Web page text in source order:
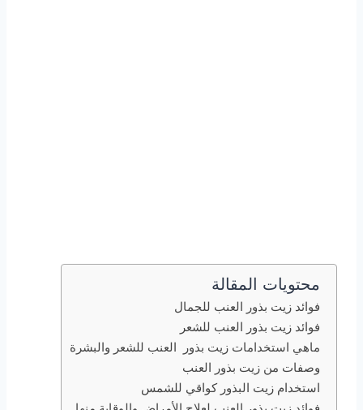
محتويات المقالة
فوائد زيت بذور العنب للجمال
فوائد زيت بذور العنب للشعر
ماهي استخدامات زيت بذور العنب للشعر والبشرة
وصفات من زيت بذور العنب
استخدام زيت البذور كواقي للشمس